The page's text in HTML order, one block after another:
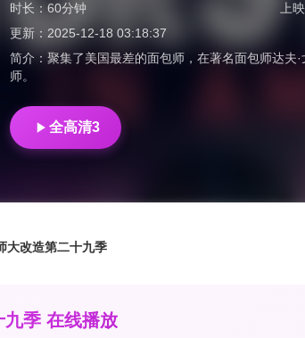
时长： 60分钟 上
更新： 2025-12-18 03:18:37
简介： 聚集了美国最差的面包师，在著名面包师达夫
师。
全高清3
大改造第二十九季
季 在线播放